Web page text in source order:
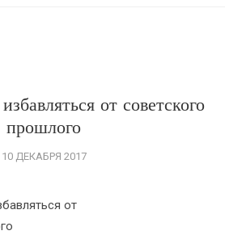
от советского
прошлого
10 ДЕКАБРЯ 2017